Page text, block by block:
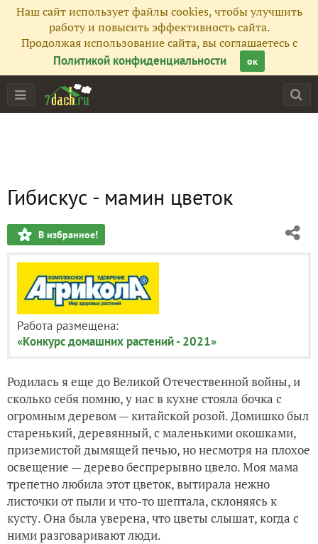
Наш сайт использует файлы cookies, чтобы улучшить
работу и повысить эффективность сайта.
Продолжая использование сайта, вы соглашаетесь с
Политикой конфиденциальности
ок
Гибискус - мамин цветок
В избранное!
Работа размещена:
«Конкурс домашних растений - 2021»
Родилась я еще до Великой Отечественной войны, и
сколько себя помню, у нас в кухне стояла бочка с
огромным деревом — китайской розой. Домишко был
старенький, деревянный, с маленькими окошками,
приземистой дымящей печью, но несмотря на плохое
освещение — дерево беспрерывно цвело. Моя мама
трепетно любила этот цветок, вытирала нежно
листочки от пыли и что-то шептала, склоняясь к
кусту. Она была уверена, что цветы слышат, когда с
ними разговаривают люди.